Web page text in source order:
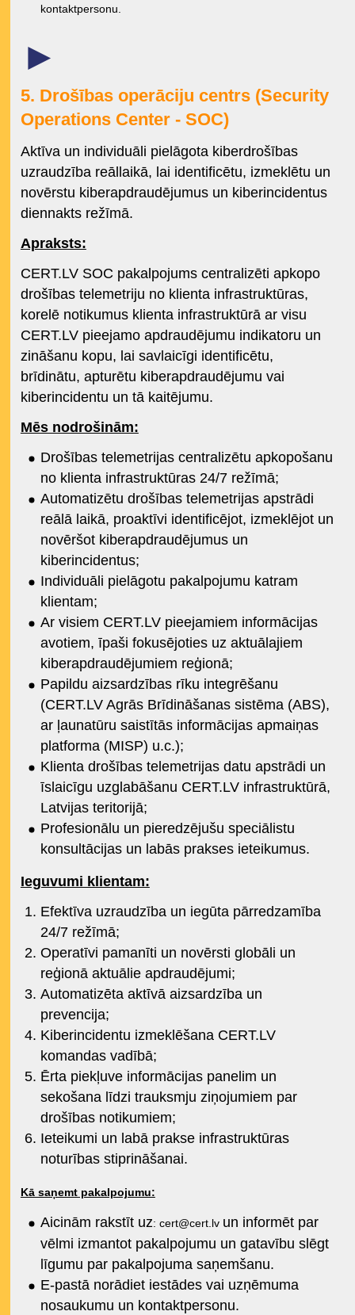
kontaktpersonu.
►
5. Drošības operāciju centrs (Security
Operations Center - SOC)
Aktīva un individuāli pielāgota kiberdrošības
uzraudzība reāllaikā, lai identificētu, izmeklētu un
novērstu kiberapdraudējumus un kiberincidentus
diennakts režīmā.
Apraksts:
CERT.LV SOC pakalpojums centralizēti apkopo
drošības telemetriju no klienta infrastruktūras,
korelē notikumus klienta infrastruktūrā ar visu
CERT.LV pieejamo apdraudējumu indikatoru un
zināšanu kopu, lai savlaicīgi identificētu,
brīdinātu, apturētu kiberapdraudējumu vai
kiberincidentu un tā kaitējumu.
Mēs nodrošinām:
Drošības telemetrijas centralizētu apkopošanu
no klienta infrastruktūras 24/7 režīmā;
Automatizētu drošības telemetrijas apstrādi
reālā laikā, proaktīvi identificējot, izmeklējot un
novēršot kiberapdraudējumus un
kiberincidentus;
Individuāli pielāgotu pakalpojumu katram
klientam;
Ar visiem CERT.LV pieejamiem informācijas
avotiem, īpaši fokusējoties uz aktuālajiem
kiberapdraudējumiem reģionā;
Papildu aizsardzības rīku integrēšanu
(CERT.LV Agrās Brīdināšanas sistēma (ABS),
ar ļaunatūru saistītās informācijas apmaiņas
platforma (MISP) u.c.);
Klienta drošības telemetrijas datu apstrādi un
īslaicīgu uzglabāšanu CERT.LV infrastruktūrā,
Latvijas teritorijā;
Profesionālu un pieredzējušu speciālistu
konsultācijas un labās prakses ieteikumus.
Ieguvumi klientam:
Efektīva uzraudzība un iegūta pārredzamība
24/7 režīmā;
Operatīvi pamanīti un novērsti globāli un
reģionā aktuālie apdraudējumi;
Automatizēta aktīvā aizsardzība un
prevencija;
Kiberincidentu izmeklēšana CERT.LV
komandas vadībā;
Ērta piekļuve informācijas panelim un
sekošana līdzi trauksmju ziņojumiem par
drošības notikumiem;
Ieteikumi un labā prakse infrastruktūras
noturības stiprināšanai.
Kā saņemt pakalpojumu:
Aicinām rakstīt uz: cert@cert.lv un informēt par
vēlmi izmantot pakalpojumu un gatavību slēgt
līgumu par pakalpojuma saņemšanu.
E-pastā norādiet iestādes vai uzņēmuma
nosaukumu un kontaktpersonu.